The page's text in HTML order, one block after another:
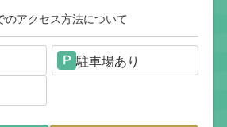
のアクセス方法について
駐車場あり